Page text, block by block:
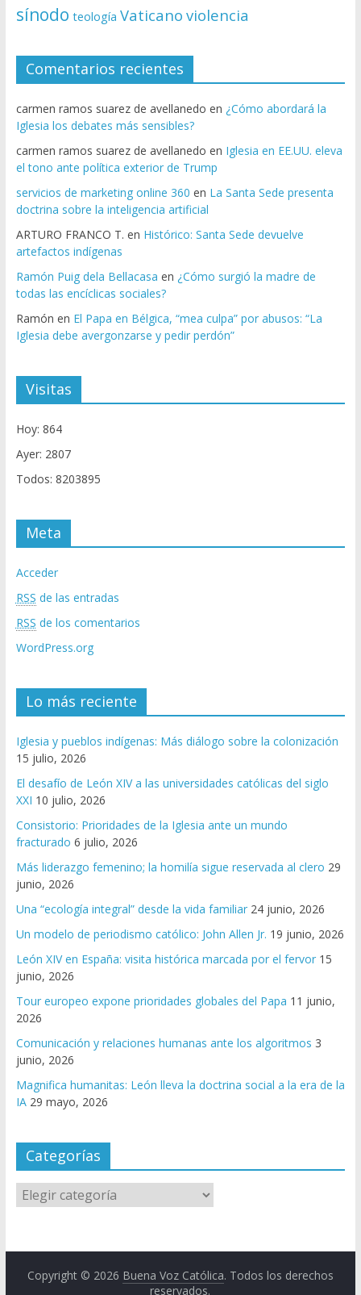
sínodo teología Vaticano violencia
Comentarios recientes
carmen ramos suarez de avellanedo en ¿Cómo abordará la
Iglesia los debates más sensibles?
carmen ramos suarez de avellanedo en Iglesia en EE.UU. eleva
el tono ante política exterior de Trump
servicios de marketing online 360 en La Santa Sede presenta
doctrina sobre la inteligencia artificial
ARTURO FRANCO T. en Histórico: Santa Sede devuelve
artefactos indígenas
Ramón Puig dela Bellacasa en ¿Cómo surgió la madre de
todas las encíclicas sociales?
Ramón en El Papa en Bélgica, “mea culpa” por abusos: “La
Iglesia debe avergonzarse y pedir perdón”
Visitas
Hoy: 864
Ayer: 2807
Todos: 8203895
Meta
Acceder
RSS de las entradas
RSS de los comentarios
WordPress.org
Lo más reciente
Iglesia y pueblos indígenas: Más diálogo sobre la colonización
15 julio, 2026
El desafío de León XIV a las universidades católicas del siglo
XXI 10 julio, 2026
Consistorio: Prioridades de la Iglesia ante un mundo
fracturado 6 julio, 2026
Más liderazgo femenino; la homilía sigue reservada al clero 29
junio, 2026
Una “ecología integral” desde la vida familiar 24 junio, 2026
Un modelo de periodismo católico: John Allen Jr. 19 junio, 2026
León XIV en España: visita histórica marcada por el fervor 15
junio, 2026
Tour europeo expone prioridades globales del Papa 11 junio,
2026
Comunicación y relaciones humanas ante los algoritmos 3
junio, 2026
Magnifica humanitas: León lleva la doctrina social a la era de la
IA 29 mayo, 2026
Categorías
Copyright © 2026 Buena Voz Católica. Todos los derechos
reservados.